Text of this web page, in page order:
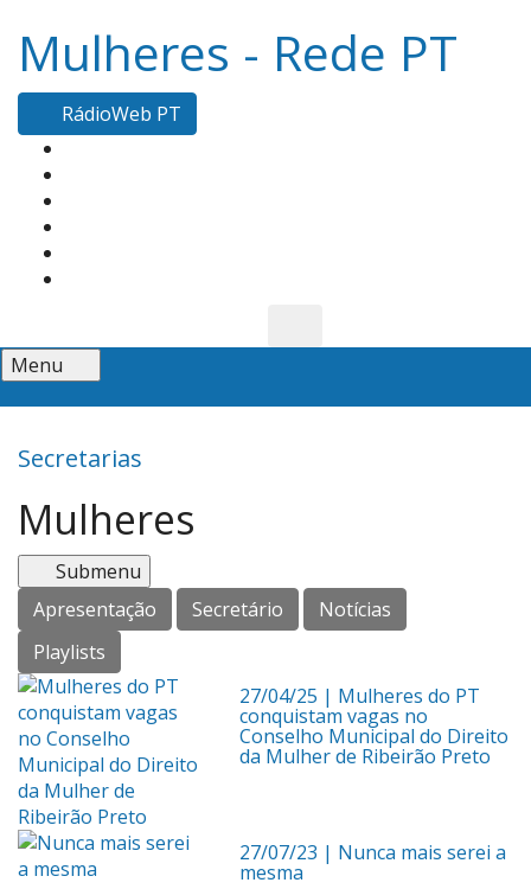
Mulheres - Rede PT
RádioWeb PT
Menu
Secretarias
Mulheres
MenuSubmenu
Apresentação
Secretário
Notícias
Playlists
27/04/25 | Mulheres do PT
conquistam vagas no
Conselho Municipal do Direito
da Mulher de Ribeirão Preto
27/07/23 | Nunca mais serei a
mesma